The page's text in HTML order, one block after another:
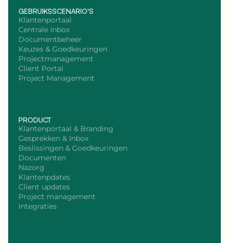
GEBRUIKSSCENARIO'S
Klantenportaal
Centrale Inbox
Documentbeheer
Keuzes & Goedkeuringen
Projectmanagement
Client Portal
Project Management
PRODUCT
Klantenportaal & Branding
Gesprekken & Inbox
Beslissingen & Goedkeuringen
Documenten
Nazorg
Klantenpdates
Client updates
Project management
Integraties